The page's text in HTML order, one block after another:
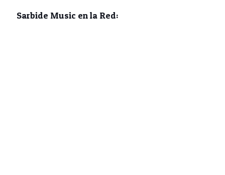
Sarbide Music en la Red: